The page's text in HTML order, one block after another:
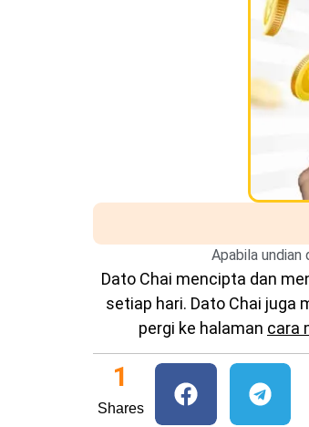
Apabila undian
Dato Chai mencipta dan
setiap hari. Dato Chai juga
pergi ke halaman cara
Shares
1